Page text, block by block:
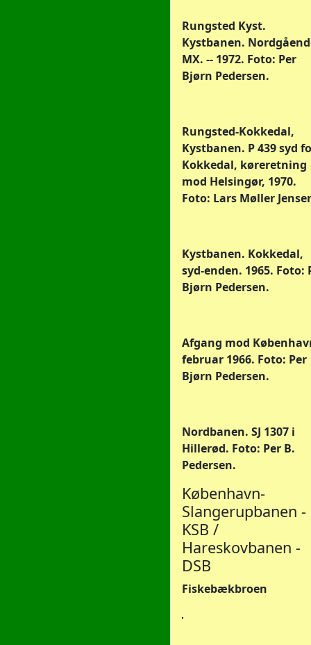
Rungsted Kyst.
Kystbanen.
MX. -- 1972. Foto: Per
Bjørn Pedersen.
Rungsted-Kokkedal,
Kystbanen. P 439 syd
Kokkedal, køreretning
mod Helsingør, 1970.
Foto: Lars Møller
Kystbanen. Kokkedal,
syd-enden. 1965. Foto:
Bjørn Pedersen.
Afgang mod
februar 1966. Foto: Per
Bjørn Pedersen.
Nordbanen. SJ 1307 i
Hillerød. Foto: Per B.
Pedersen.
København-
Slangerupbanen -
KSB /
Hareskovbanen -
DSB
Fiskebækbroen